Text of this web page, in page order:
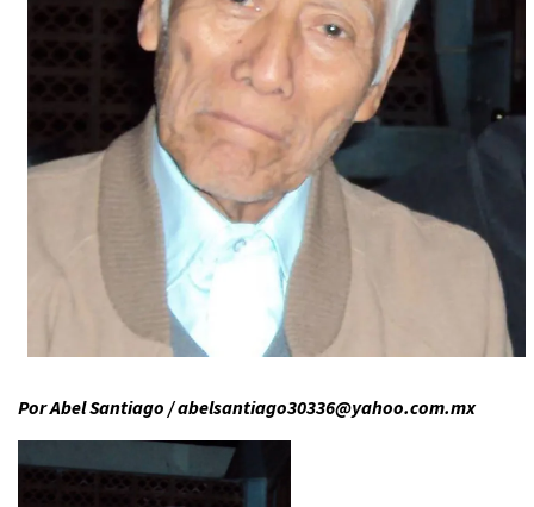
Por Abel Santiago / abelsantiago30336@yahoo.com.mx